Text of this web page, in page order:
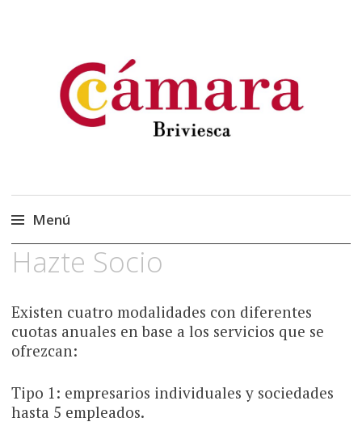
Menú
Saltar
alHazte Socio
Existen cuatro modalidades con diferentes
cuotas anuales en base a los servicios que se
ofrezcan:
Tipo 1: empresarios individuales y sociedades
hasta 5 empleados.